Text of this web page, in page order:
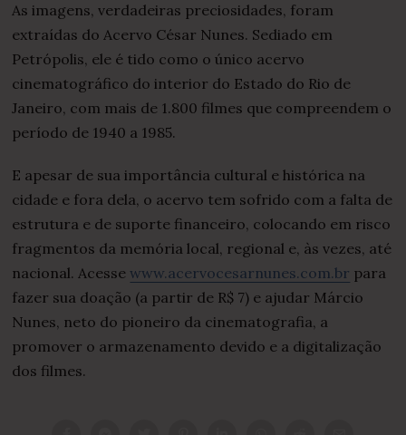
As imagens, verdadeiras preciosidades, foram
extraídas do Acervo César Nunes. Sediado em
Petrópolis, ele é tido como o único acervo
cinematográfico do interior do Estado do Rio de
Janeiro, com mais de 1.800 filmes que compreendem o
período de 1940 a 1985.
E apesar de sua importância cultural e histórica na
cidade e fora dela, o acervo tem sofrido com a falta de
estrutura e de suporte financeiro, colocando em risco
fragmentos da memória local, regional e, às vezes, até
nacional. Acesse www.acervocesarnunes.com.br para
fazer sua doação (a partir de R$ 7) e ajudar Márcio
Nunes, neto do pioneiro da cinematografia, a
promover o armazenamento devido e a digitalização
dos filmes.